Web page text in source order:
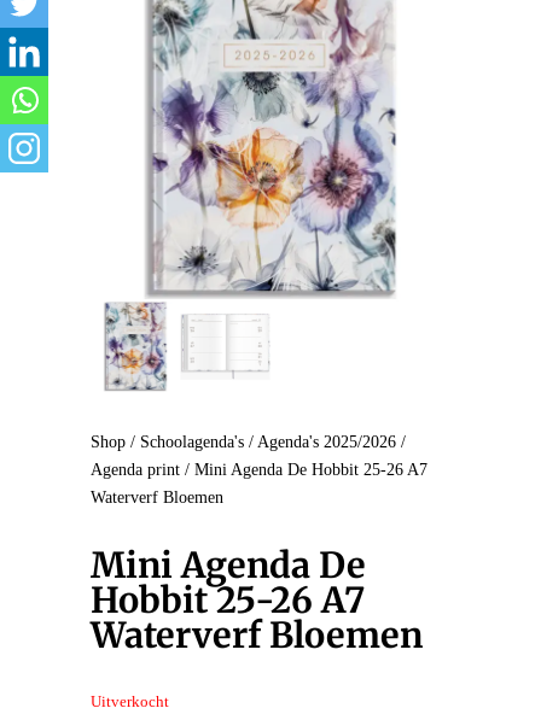
Shop/ Schoolagenda's/ Agenda's 2025/2026/
Agenda print/ Mini Agenda De Hobbit 25-26 A7
Waterverf Bloemen
Mini Agenda De
Hobbit 25-26 A7
Waterverf Bloemen
Uitverkocht